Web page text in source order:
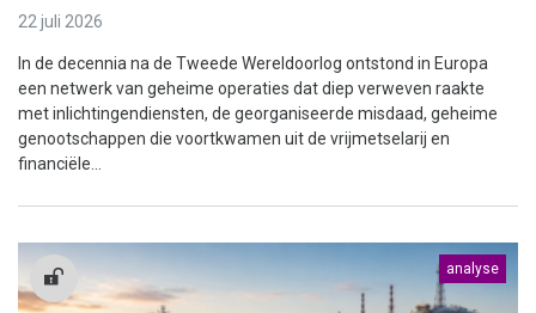
22 juli 2026
In de decennia na de Tweede Wereldoorlog ontstond in Europa
een netwerk van geheime operaties dat diep verweven raakte
met inlichtingendiensten, de georganiseerde misdaad, geheime
genootschappen die voortkwamen uit de vrijmetselarij en
financiële...
analyse